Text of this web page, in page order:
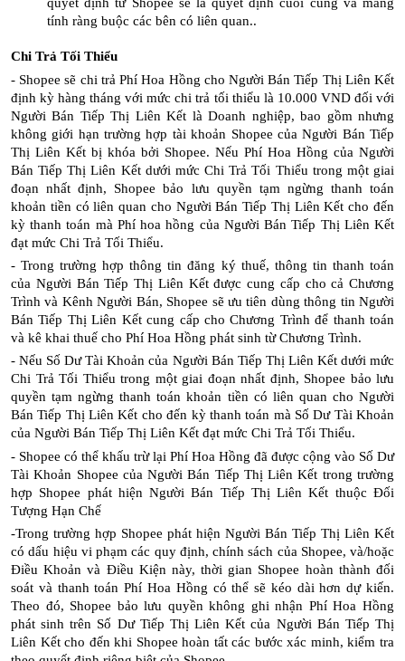
quyết định từ Shopee sẽ là quyết định cuối cùng và mang
tính ràng buộc các bên có liên quan..
Chi Trả Tối Thiểu
- Shopee sẽ chi trả Phí Hoa Hồng cho Người Bán Tiếp Thị Liên Kết
định kỳ hàng tháng với mức chi trả tối thiểu là 10.000 VND đối với
Người Bán Tiếp Thị Liên Kết là Doanh nghiệp, bao gồm nhưng
không giới hạn trường hợp tài khoản Shopee của Người Bán Tiếp
Thị Liên Kết bị khóa bởi Shopee. Nếu Phí Hoa Hồng của Người
Bán Tiếp Thị Liên Kết dưới mức Chi Trả Tối Thiểu trong một giai
đoạn nhất định, Shopee bảo lưu quyền tạm ngừng thanh toán
khoản tiền có liên quan cho Người Bán Tiếp Thị Liên Kết cho đến
kỳ thanh toán mà Phí hoa hồng của Người Bán Tiếp Thị Liên Kết
đạt mức Chi Trả Tối Thiểu.
- Trong trường hợp thông tin đăng ký thuế, thông tin thanh toán
của Người Bán Tiếp Thị Liên Kết được cung cấp cho cả Chương
Trình và Kênh Người Bán, Shopee sẽ ưu tiên dùng thông tin Người
Bán Tiếp Thị Liên Kết cung cấp cho Chương Trình để thanh toán
và kê khai thuế cho Phí Hoa Hồng phát sinh từ Chương Trình.
- Nếu Số Dư Tài Khoản của Người Bán Tiếp Thị Liên Kết dưới mức
Chi Trả Tối Thiểu trong một giai đoạn nhất định, Shopee bảo lưu
quyền tạm ngừng thanh toán khoản tiền có liên quan cho Người
Bán Tiếp Thị Liên Kết cho đến kỳ thanh toán mà Số Dư Tài Khoản
của Người Bán Tiếp Thị Liên Kết đạt mức Chi Trả Tối Thiểu.
- Shopee có thể khấu trừ lại Phí Hoa Hồng đã được cộng vào Số Dư
Tài Khoản Shopee của Người Bán Tiếp Thị Liên Kết trong trường
hợp Shopee phát hiện Người Bán Tiếp Thị Liên Kết thuộc Đối
Tượng Hạn Chế
-Trong trường hợp Shopee phát hiện Người Bán Tiếp Thị Liên Kết
có dấu hiệu vi phạm các quy định, chính sách của Shopee, và/hoặc
Điều Khoản và Điều Kiện này, thời gian Shopee hoàn thành đối
soát và thanh toán Phí Hoa Hồng có thể sẽ kéo dài hơn dự kiến.
Theo đó, Shopee bảo lưu quyền không ghi nhận Phí Hoa Hồng
phát sinh trên Số Dư Tiếp Thị Liên Kết của Người Bán Tiếp Thị
Liên Kết cho đến khi Shopee hoàn tất các bước xác minh, kiểm tra